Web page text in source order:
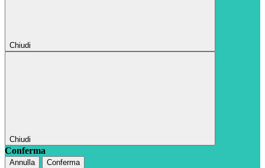
Chiudi
Chiudi
Conferma
Annulla Conferma